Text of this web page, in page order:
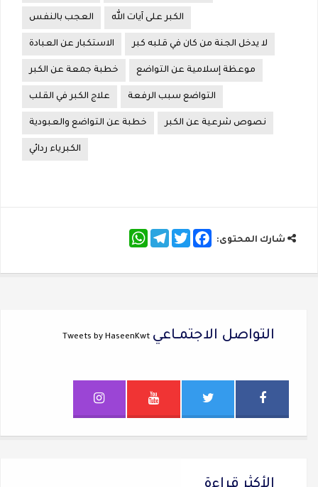
العجب بالنفس الكبر على آيات الله
الاستكبار عن العبادة لا يدخل الجنة من كان في قلبه كبر
خطبة جمعة عن الكبر موعظة إسلامية عن التواضع
علاج الكبر في القلب التواضع سبب الرفعة
خطبة عن التواضع والعبودية نصوص شرعية عن الكبر
الكبرياء ردائي
شارك المحتوى:
Facebook
Twitter
Telegram
WhatsApp
التواصل الاجتمــاعي Tweets by HaseenKwt